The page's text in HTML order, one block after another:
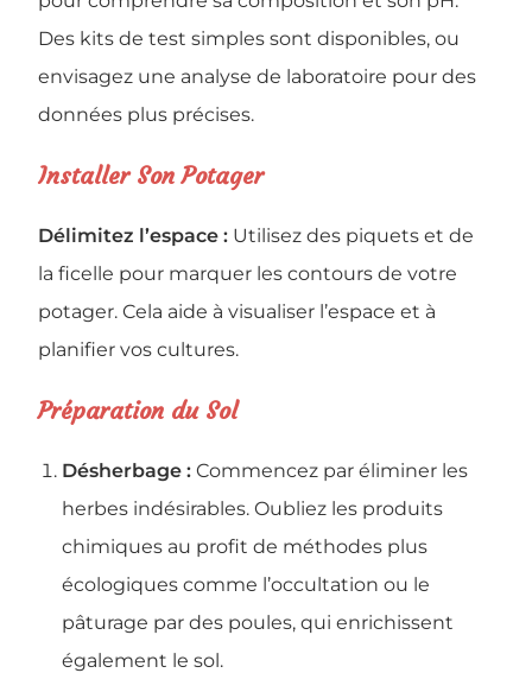
Des kits de test simples sont disponibles, ou
envisagez une analyse de laboratoire pour des
données plus précises.
Installer Son Potager
Délimitez l’espace : Utilisez des piquets et de
la ficelle pour marquer les contours de votre
potager. Cela aide à visualiser l’espace et à
planifier vos cultures.
Préparation du Sol
Désherbage : Commencez par éliminer les
herbes indésirables. Oubliez les produits
chimiques au profit de méthodes plus
écologiques comme l’occultation ou le
pâturage par des poules, qui enrichissent
également le sol.